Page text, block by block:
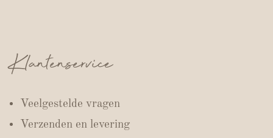
Klantenservice
Veelgestelde vragen
Verzenden en levering